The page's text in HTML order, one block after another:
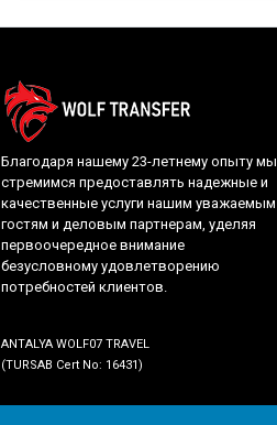
Благодаря нашему 23-летнему опыту мы
стремимся предоставлять надежные и
качественные услуги нашим уважаемым
гостям и деловым партнерам, уделяя
первоочередное внимание
безусловному удовлетворению
потребностей клиентов.
ANTALYA WOLF07 TRAVEL
(TURSAB Cert No: 16431)